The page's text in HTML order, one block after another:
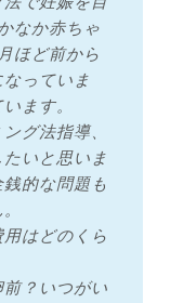
なか赤ちゃ
ほど前から
っていま
ます。
グ法指導、
いと思いま
的な問題も
はどのくら
？いつがい